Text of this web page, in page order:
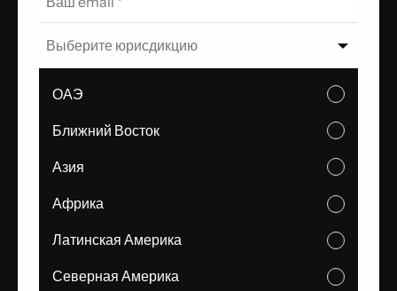
Выберите юрисдикцию
ОАЭ
Ближний Восток
Азия
Африка
Латинская Америка
Северная Америка